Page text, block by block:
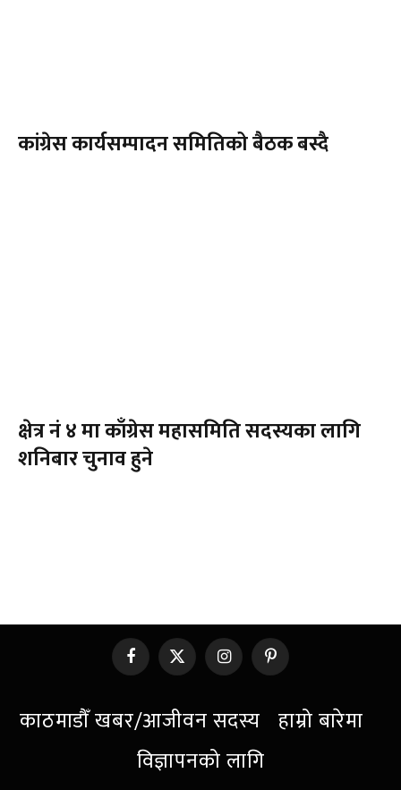
कांग्रेस कार्यसम्पादन समितिको बैठक बस्दै
क्षेत्र नं ४ मा काँग्रेस महासमिति सदस्यका लागि
शनिबार चुनाव हुने
Facebook
X
(Twitter)
InstagramPinterest
काठमाडौँ खबर/आजीवन सदस्य हाम्रो बारेमा
विज्ञापनको लागि